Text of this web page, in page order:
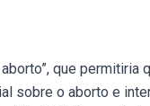
que permitiria
sobre o aborto e